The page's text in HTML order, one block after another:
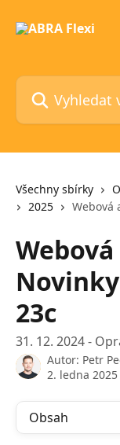
Vyhledat v
Všechny sbírky
2025
Webová
23c
31. 12. 2024 -
Autor: Petr
2. ledna 2025
Obsah